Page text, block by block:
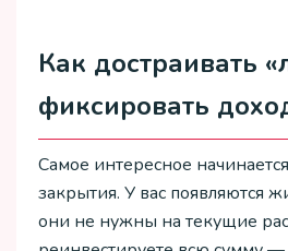
Как достраивать
фиксировать
Самое интересное
закрытия. У вас появляются
они не нужны на текущие